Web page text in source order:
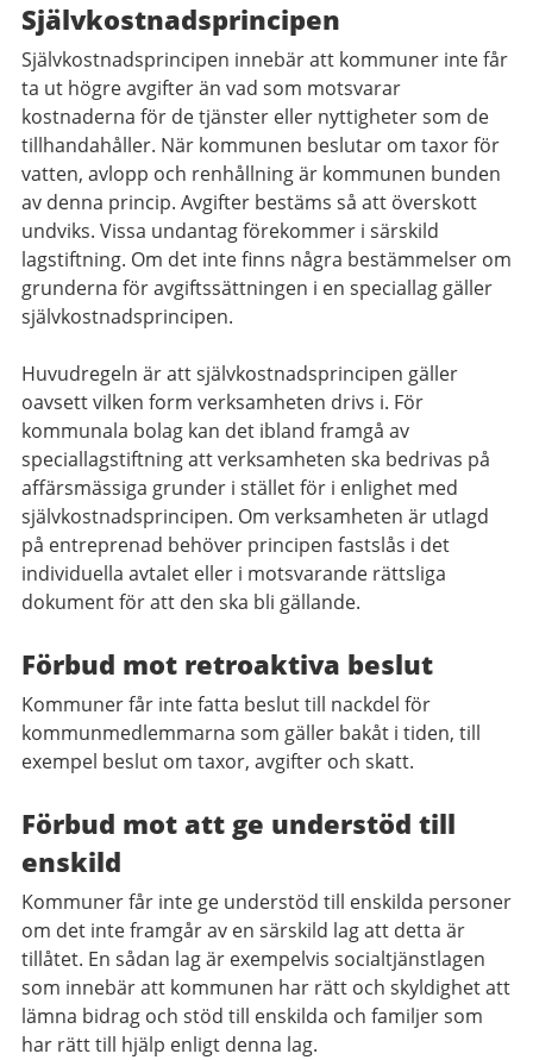
Självkostnadsprincipen
Självkostnadsprincipen innebär att kommuner inte får
ta ut högre avgifter än vad som motsvarar
kostnaderna för de tjänster eller nyttigheter som de
tillhandahåller. När kommunen beslutar om taxor för
vatten, avlopp och renhållning är kommunen bunden
av denna princip. Avgifter bestäms så att överskott
undviks. Vissa undantag förekommer i särskild
lagstiftning. Om det inte finns några bestämmelser om
grunderna för avgiftssättningen i en speciallag gäller
självkostnadsprincipen.
Huvudregeln är att självkostnadsprincipen gäller
oavsett vilken form verksamheten drivs i. För
kommunala bolag kan det ibland framgå av
speciallagstiftning att verksamheten ska bedrivas på
affärsmässiga grunder i stället för i enlighet med
självkostnadsprincipen. Om verksamheten är utlagd
på entreprenad behöver principen fastslås i det
individuella avtalet eller i motsvarande rättsliga
dokument för att den ska bli gällande.
Förbud mot retroaktiva beslut
Kommuner får inte fatta beslut till nackdel för
kommunmedlemmarna som gäller bakåt i tiden, till
exempel beslut om taxor, avgifter och skatt.
Förbud mot att ge understöd till
enskild
Kommuner får inte ge understöd till enskilda personer
om det inte framgår av en särskild lag att detta är
tillåtet. En sådan lag är exempelvis socialtjänstlagen
som innebär att kommunen har rätt och skyldighet att
lämna bidrag och stöd till enskilda och familjer som
har rätt till hjälp enligt denna lag.